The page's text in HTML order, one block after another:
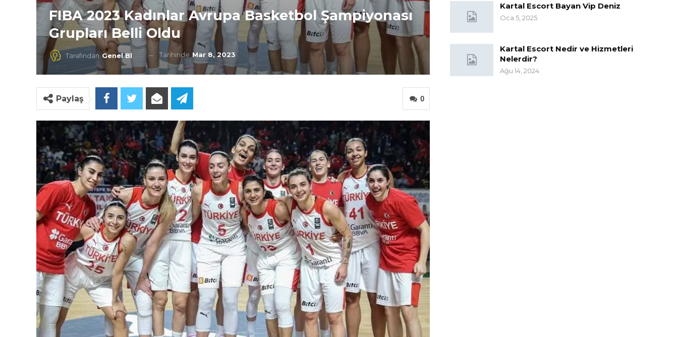
FIBA 2023 Kadınlar Avrupa Basketbol Şampiyonası
Grupları Belli Oldu
Tarafından Genel Blog Tarihinde Mar 8, 2023
0
Paylaş
Kartal Escort Bayan Vip Deniz
Oca 5, 2025
Kartal Escort Nedir ve Hizmetleri
Nelerdir?
Ağu 14, 2024